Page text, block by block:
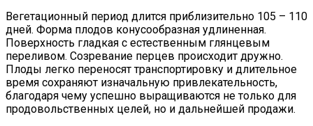
Вегетационный период длится приблизительно 105 – 110
дней. Форма плодов конусообразная удлиненная.
Поверхность гладкая с естественным глянцевым
переливом. Созревание перцев происходит дружно.
Плоды легко переносят транспортировку и длительное
время сохраняют изначальную привлекательность,
благодаря чему успешно выращиваются не только для
продовольственных целей, но и дальнейшей продажи.